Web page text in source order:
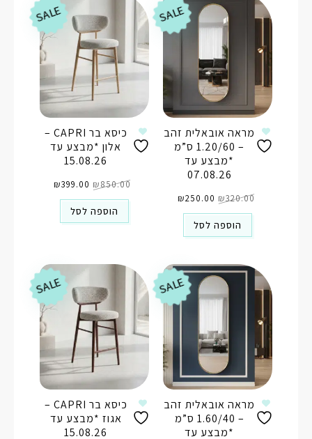
SALE
כיסא בר CAPRI –
אלון *מבצע עד
15.08.26
₪850.00 המקורי
היה:
₪850.00.
₪399.00 הנוכחי
הוא:
הוספה לסל
SALE
מראה אובאלית זהב
– 1.20/60 ס”מ
*מבצע עד
07.08.26
₪320.00 המקורי
היה:
₪320.00.
₪250.00 הנוכחי
הוא:
הוספה לסל
SALE
כיסא בר CAPRI –
אגוז *מבצע עד
15.08.26
SALE
מראה אובאלית זהב
– 1.60/40 ס”מ
*מבצע עד